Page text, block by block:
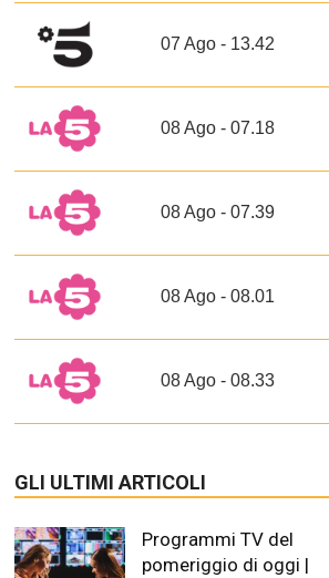
07 Ago - 13.42
08 Ago - 07.18
08 Ago - 07.39
08 Ago - 08.01
08 Ago - 08.33
GLI ULTIMI ARTICOLI
Programmi TV del
pomeriggio di oggi |